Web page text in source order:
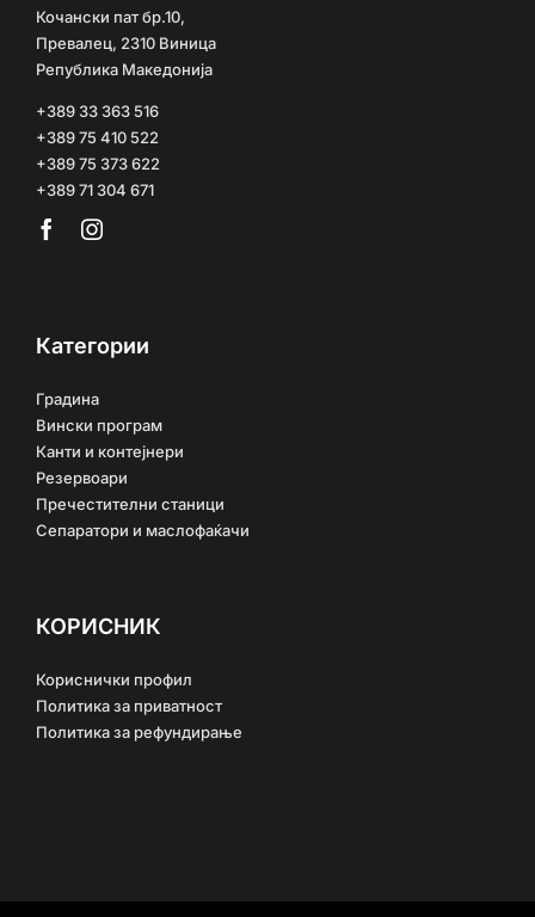
Кочански пат бр.10,
Превалец, 2310 Виница
Република Македонија
+389 33 363 516
+389 75 410 522
+389 75 373 622
+389 71 304 671
Категории
Градина
Вински програм
Канти и контејнери
Резервоари
Пречестителни станици
Сепаратори и маслофаќачи
КОРИСНИК
Кориснички профил
Политика за приватност
Политика за рефундирање